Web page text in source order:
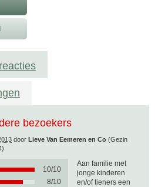
bezoekers
door Lieve Van Eemeren en Co (Gezin
10/10
8/10
Aan familie met
jonge kinderen
en/of tieners een